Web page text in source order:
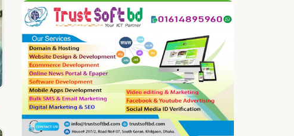
নোয়াখালীতে প্রবাসীর স্ত্রীকে
পিপ্তল ঠেকিয়ে চাঁদাবাজি,
গ্রেপ্তার-১
দাগনভুঞায় হামলা মারধর ও
শ্লীলতাহানির চেষ্টার অভিযোগে
সংবাদ সম্মেলন